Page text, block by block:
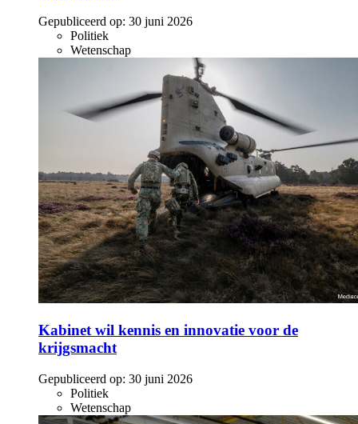
Gepubliceerd op: 30 juni 2026
Politiek
Wetenschap
Kabinet wil kennis en innovatie voor de
krijgsmacht
Gepubliceerd op: 30 juni 2026
Politiek
Wetenschap